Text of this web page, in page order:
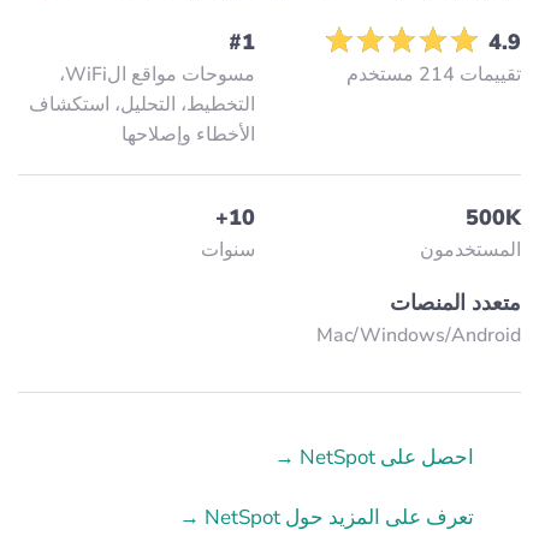
4.9
تقييمات 214 مستخدم
#1
مسوحات مواقع الWiFi،
التخطيط، التحليل، استكشاف
الأخطاء وإصلاحها
500K
المستخدمون
10+
سنوات
متعدد المنصات
Mac/Windows/Аndroid
احصل على NetSpot →
تعرف على المزيد حول NetSpot →